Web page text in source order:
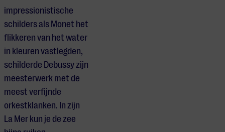
impressionistische
schilders als Monet het
flikkeren van het water
in kleuren vastlegden,
schilderde Debussy zijn
meesterwerk met de
meest verfijnde
orkestklanken. In zijn
La Mer kun je de zee